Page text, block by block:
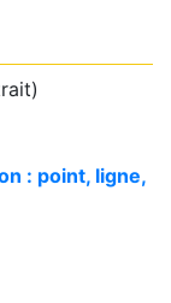
: point, ligne,